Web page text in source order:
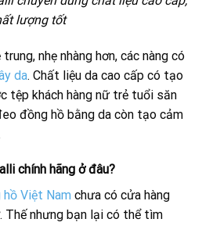
lượng tốt
nhẹ nhàng hơn, các nàng có
da. Chất liệu da cao cấp có tạo
tệp khách hàng nữ trẻ tuổi săn
đồng hồ bằng da còn tạo cảm
chính hãng ở đâu?
hồ Việt Nam chưa có cửa hàng
Thế nhưng bạn lại có thể tìm